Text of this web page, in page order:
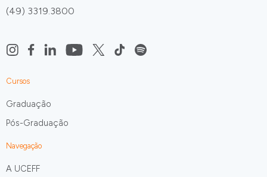
(49) 3319.3800
Cursos
Graduação
Pós-Graduação
Navegação
A UCEFF